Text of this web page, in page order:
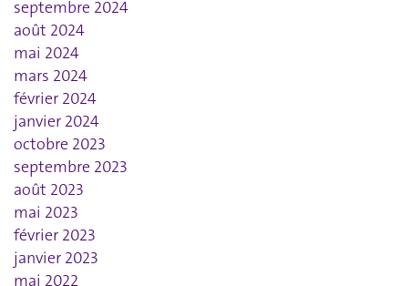
septembre 2024
août 2024
mai 2024
mars 2024
février 2024
janvier 2024
octobre 2023
septembre 2023
août 2023
mai 2023
février 2023
janvier 2023
mai 2022